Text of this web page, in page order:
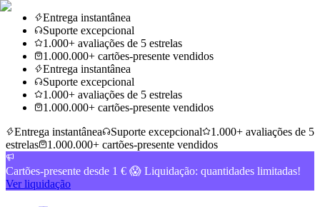
Entrega instantânea
Suporte excepcional
1.000+ avaliações de 5 estrelas
1.000.000+ cartões-presente vendidos
Entrega instantânea
Suporte excepcional
1.000+ avaliações de 5 estrelas
1.000.000+ cartões-presente vendidos
Entrega instantânea
Suporte excepcional
1.000+ avaliações de 5
estrelas
1.000.000+ cartões-presente vendidos
Cartões-presente desde 1 € 😱 Liquidação: quantidades limitadas!
Ver liquidação